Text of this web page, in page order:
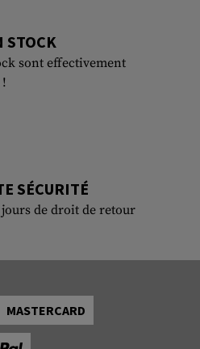
STOCK
sont effectivement
SÉCURITÉ
jours de droit de retour
MASTERCARD